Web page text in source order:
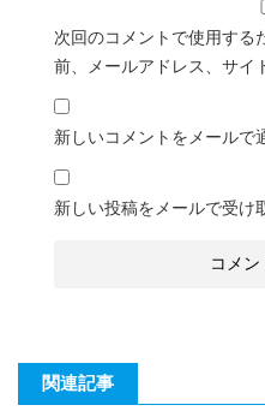
次回のコメントで使用する
前、メールアドレス、サイ
新しいコメントをメールで
新しい投稿をメールで受け
関連記事